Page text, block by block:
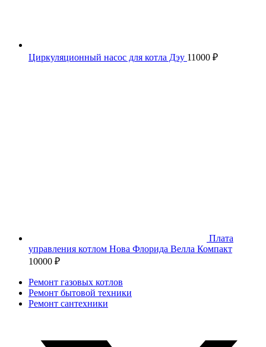
Циркуляционный насос для котла Дэу 11000 ₽
Плата
управления котлом Нова Флорида Велла Компакт
10000 ₽
Ремонт газовых котлов
Ремонт бытовой техники
Ремонт сантехники